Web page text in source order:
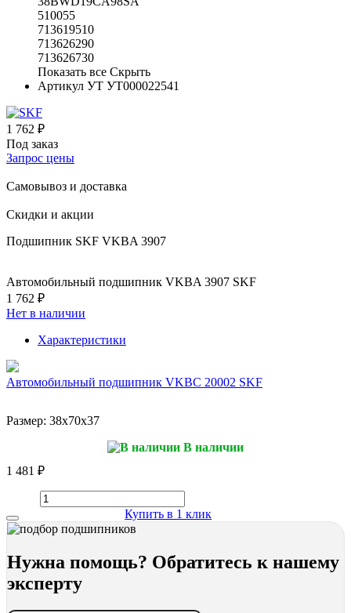
510055
713619510
713626290
713626730
Показать все Скрыть
Артикул УТ УТ000022541
1 762 ₽
Под заказ
Запрос цены
Самовывоз и доставка
Скидки и акции
Подшипник SKF VKBA 3907
Автомобильный подшипник VKBA 3907 SKF
1 762 ₽
Нет в наличии
Характеристики
Автомобильный подшипник VKBC 20002 SKF
Размер: 38x70x37
В наличии
1 481 ₽
Купить в 1 клик
Нужна помощь? Обратитесь к нашему
эксперту